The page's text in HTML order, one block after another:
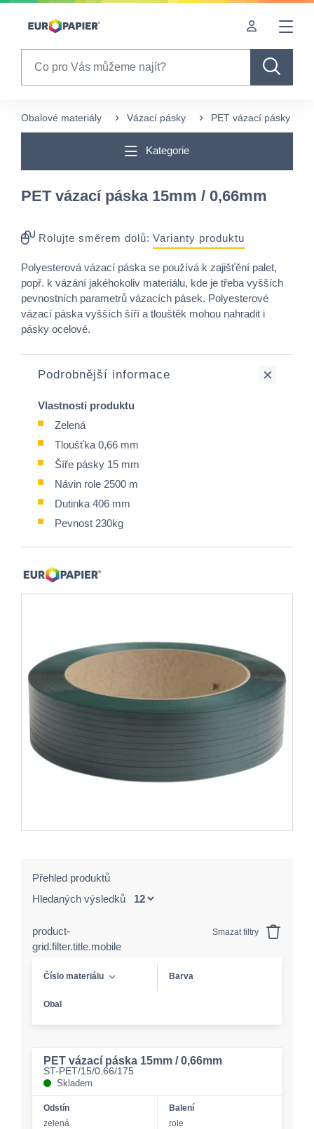
Table Of Content
Pro Vás zajímavé produkty
Obalové materiály Vázací pásky PET vázací pásky
Kategorie
PET vázací páska 15mm / 0,66mm
Rolujte směrem dolů: Varianty produktu
Polyesterová vázací páska se používá k zajišťění palet,
popř. k vázání jakéhokoliv materiálu, kde je třeba vyšších
pevnostních parametrů vázacích pásek. Polyesterové
vázací páska vyšších šíří a tlouštěk mohou nahradit i
pásky ocelové.
Podrobnější informace
Vlastnosti produktu
Zelená
Tloušťka 0,66 mm
Šíře pásky 15 mm
Návin role 2500 m
Dutinka 406 mm
Pevnost 230kg
Přehled produktů
Hledaných výsledků
product-
grid.filter.title.mobile
Smazat filtry
Číslo materiálu Barva
Obal
PET vázací páska 15mm / 0,66mm
ST-PET/15/0.66/175
Skladem
Odstín
zelená
Balení
role